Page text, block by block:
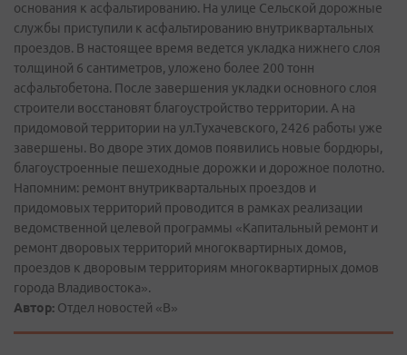
основания к асфальтированию. На улице Сельской дорожные
службы приступили к асфальтированию внутриквартальных
проездов. В настоящее время ведется укладка нижнего слоя
толщиной 6 сантиметров, уложено более 200 тонн
асфальтобетона. После завершения укладки основного слоя
строители восстановят благоустройство территории. А на
придомовой территории на ул.Тухачевского, 2426 работы уже
завершены. Во дворе этих домов появились новые бордюры,
благоустроенные пешеходные дорожки и дорожное полотно.
Напомним: ремонт внутриквартальных проездов и
придомовых территорий проводится в рамках реализации
ведомственной целевой программы «Капитальный ремонт и
ремонт дворовых территорий многоквартирных домов,
проездов к дворовым территориям многоквартирных домов
города Владивостока».
Автор: Отдел новостей «В»